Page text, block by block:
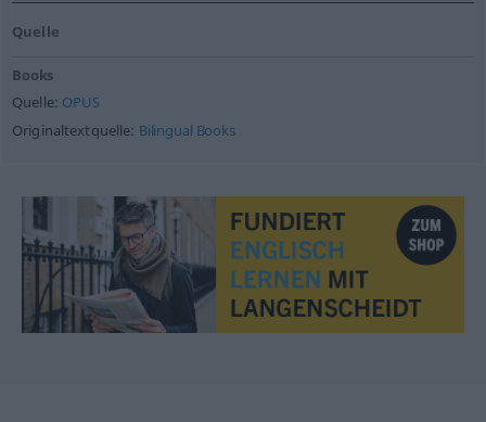
Quelle
Books
Quelle: OPUS
Originaltextquelle: Bilingual Books